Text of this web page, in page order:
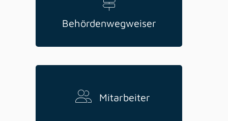
Behördenwegweiser
Mitarbeiter